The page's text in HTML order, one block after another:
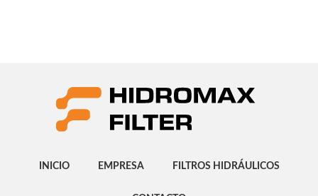
INICIO EMPRESA FILTROS HIDRÁULICOS